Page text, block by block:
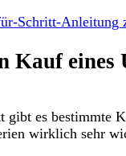
Schritt-Anleitung
Kauf eines
es bestimmte
wirklich sehr